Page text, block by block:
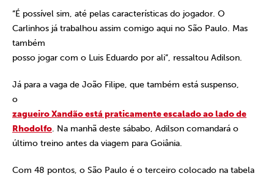
“É possível sim, até pelas características do jogador. O
Carlinhos já trabalhou assim comigo aqui no São Paulo. Mas
também
posso jogar com o Luis Eduardo por ali”, ressaltou Adilson.
Já para a vaga de João Filipe, que também está suspenso,
o
zagueiro Xandão está praticamente escalado ao lado de
Rhodolfo. Na manhã deste sábabo, Adilson comandará o
último treino antes da viagem para Goiânia.
Com 48 pontos, o São Paulo é o terceiro colocado na tabela